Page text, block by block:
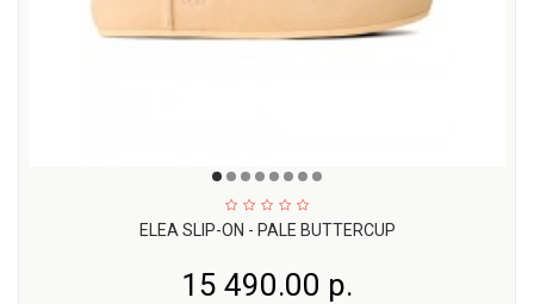
ELEA SLIP-ON - PALE BUTTERCUP
15 490.00 р.